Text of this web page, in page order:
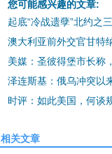
您可能感兴趣的文章:
起底“冷战遗孽”北约之
澳大利亚前外交官甘特
美媒：圣彼得堡市长称
泽连斯基：俄乌冲突以
时评：如此美国，何谈
相关文章